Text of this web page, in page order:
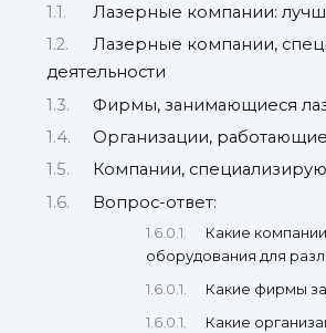
Лазерные компании:
Лазерные компании,
деятельности
Фирмы, занимающиеся
Организации,
Компании,
Вопрос-ответ:
Какие
оборудования для
Какие фирмы
Какие